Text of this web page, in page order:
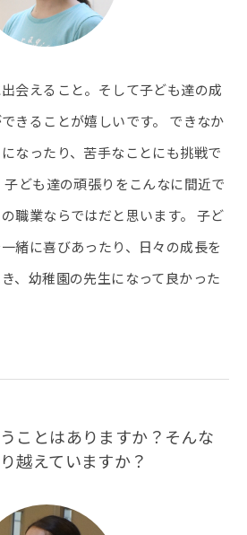
会えること。そして子ども達の成
きることが嬉しいです。 できなか
なったり、苦手なことにも挑戦で
ども達の頑張りをこんなに間近で
職業ならではだと思います。 子ど
緒に喜びあったり、日々の成長を
、幼稚園の先生になって良かった
ことはありますか？そんな
越えていますか？